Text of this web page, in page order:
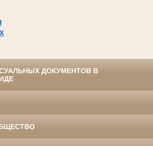
ДОКУМЕНТОВ В